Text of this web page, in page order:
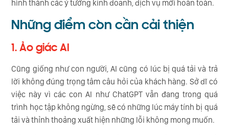
hình thành các ý tưởng kinh doanh, dịch vụ mới hoàn toàn.
Những điểm còn cần cải thiện
1. Ảo giác AI
Cũng giống như con người, AI cũng có lúc bị quá tải và trả
lời không đúng trọng tâm câu hỏi của khách hàng. Sở dĩ có
việc này vì các con AI như ChatGPT vẫn đang trong quá
trình học tập không ngừng, sẽ có những lúc máy tính bị quá
tải và thỉnh thoảng xuất hiện những lỗi không mong muốn.